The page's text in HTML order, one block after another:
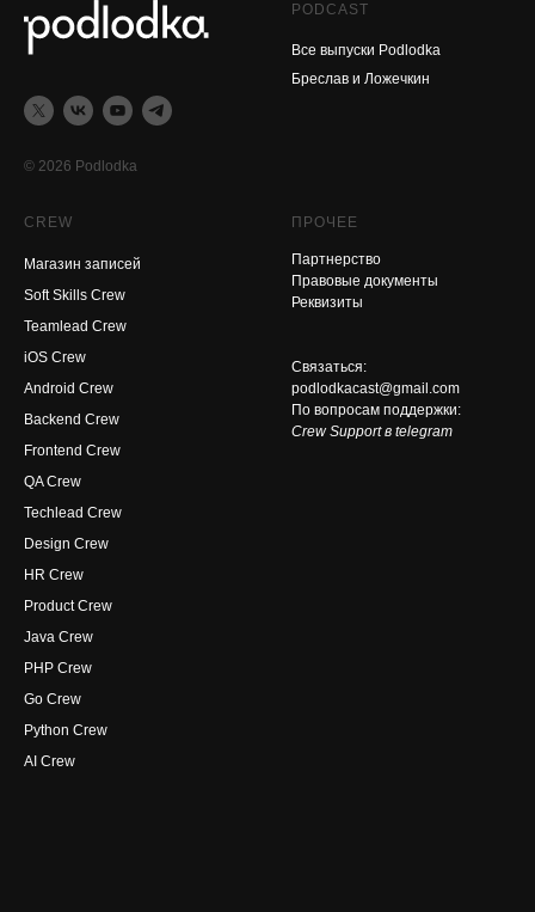
© 2026 Podlodka
PODCAST
Все выпуски Podlodka
Бреслав и Ложечкин
CREW
Магазин записей
Soft Skills Crew
Teamlead Crew
iOS Crew
Android Crew
Backend Crew
Frontend Crew
QA Crew
Techlead Crew
Design Crew
HR Crew
Product Crew
Java Crew
PHP Crew
Go Crew
Python Crew
AI Crew
ПРОЧЕЕ
Партнерство
Правовые документы
Реквизиты
Связаться:
podlodkacast@gmail.com
По вопросам поддержки:
Crew Support в telegram